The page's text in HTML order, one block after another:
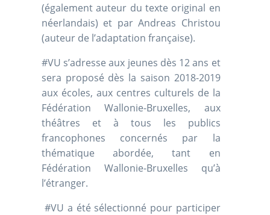
(également auteur du texte original en
néerlandais) et par Andreas Christou
(auteur de l’adaptation française).
#VU s’adresse aux jeunes dès 12 ans et
sera proposé dès la saison 2018-2019
aux écoles, aux centres culturels de la
Fédération Wallonie-Bruxelles, aux
théâtres et à tous les publics
francophones concernés par la
thématique abordée, tant en
Fédération Wallonie-Bruxelles qu’à
l’étranger.
#VU a été sélectionné pour participer